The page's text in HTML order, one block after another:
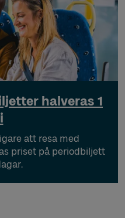
halveras 1
att resa med
priset på periodbiljett